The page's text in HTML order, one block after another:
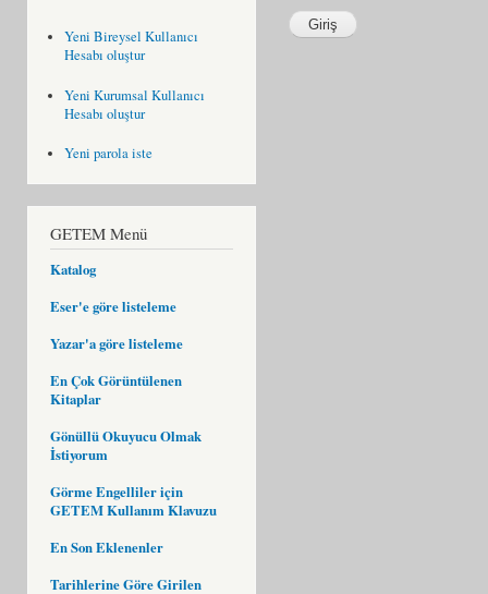
Yeni Bireysel Kullanıcı
Hesabı oluştur
Yeni Kurumsal Kullanıcı
Hesabı oluştur
Yeni parola iste
GETEM Menü
Katalog
Eser'e göre listeleme
Yazar'a göre listeleme
En Çok Görüntülenen
Kitaplar
Gönüllü Okuyucu Olmak
İstiyorum
Görme Engelliler için
GETEM Kullanım Klavuzu
En Son Eklenenler
Tarihlerine Göre Girilen